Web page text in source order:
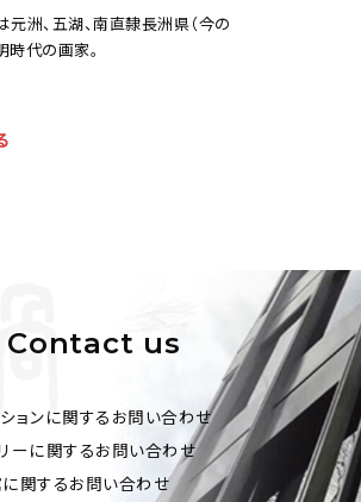
元洲、五湖、南直隸長洲県（今の
時代の画家。
Contact us
ョンに関するお問い合わせ
ーに関するお問い合わせ
関するお問い合わせ